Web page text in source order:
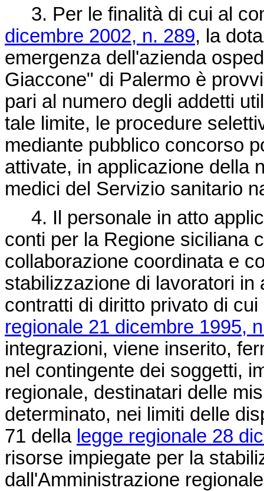
3. Per le finalità di cui al
dicembre 2002, n. 289, la
emergenza dell'azienda
Giaccone" di Palermo è
pari al numero degli addetti
tale limite, le procedure
mediante pubblico concorso
attivate, in applicazione della
medici del Servizio sanitario
4. Il personale in atto
conti per la Regione siciliana
collaborazione coordinata e
stabilizzazione di lavoratori
contratti di diritto privato di
regionale 21 dicembre 1995,
integrazioni, viene inserito,
nel contingente dei soggetti,
regionale, destinatari delle
determinato, nei limiti delle
71 della legge regionale 28
risorse impiegate per la
dall'Amministrazione